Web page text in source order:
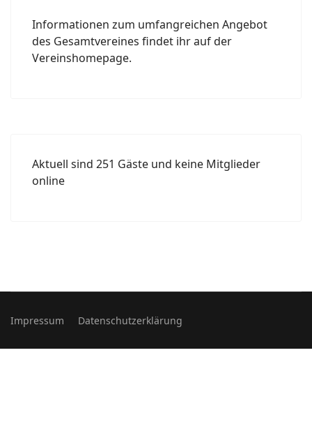
Informationen zum umfangreichen Angebot
des Gesamtvereines findet ihr auf der
Vereinshomepage.
Aktuell sind 251 Gäste und keine Mitglieder
online
Impressum Datenschutzerklärung